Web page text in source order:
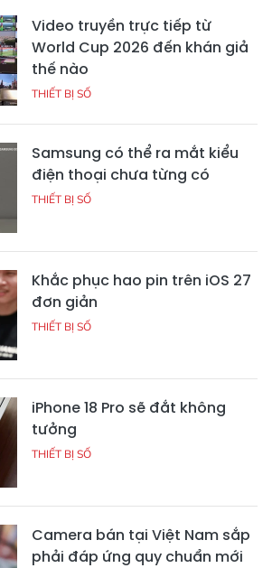
Video truyền trực tiếp từ
World Cup 2026 đến khán giả
thế nào
THIẾT BỊ SỐ
Samsung có thể ra mắt kiểu
điện thoại chưa từng có
THIẾT BỊ SỐ
Khắc phục hao pin trên iOS 27
đơn giản
THIẾT BỊ SỐ
iPhone 18 Pro sẽ đắt không
tưởng
THIẾT BỊ SỐ
Camera bán tại Việt Nam sắp
phải đáp ứng quy chuẩn mới